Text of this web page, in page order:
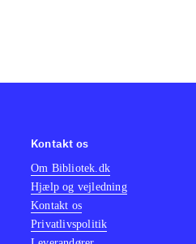
Kontakt os
Om Bibliotek.dk
Hjælp og vejledning
Kontakt os
Privatlivspolitik